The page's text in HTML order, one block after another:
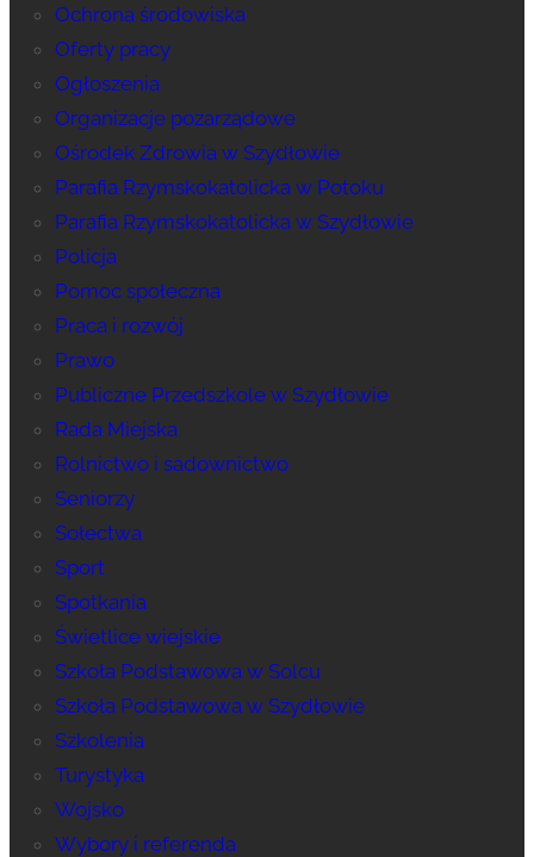
Ochrona środowiska
Oferty pracy
Ogłoszenia
Organizacje pozarządowe
Ośrodek Zdrowia w Szydłowie
Parafia Rzymskokatolicka w Potoku
Parafia Rzymskokatolicka w Szydłowie
Policja
Pomoc społeczna
Praca i rozwój
Prawo
Publiczne Przedszkole w Szydłowie
Rada Miejska
Rolnictwo i sadownictwo
Seniorzy
Sołectwa
Sport
Spotkania
Świetlice wiejskie
Szkoła Podstawowa w Solcu
Szkoła Podstawowa w Szydłowie
Szkolenia
Turystyka
Wojsko
Wybory i referenda